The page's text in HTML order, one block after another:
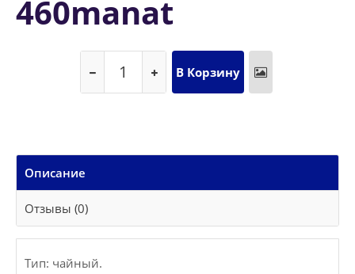
460manat
Описание
Отзывы (0)
Тип: чайный.